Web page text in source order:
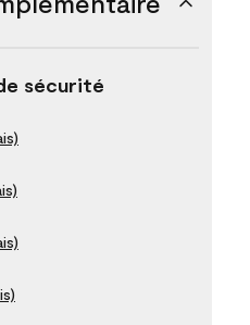
sécurité